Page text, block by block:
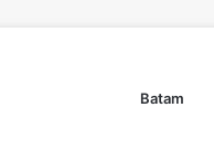
Batam